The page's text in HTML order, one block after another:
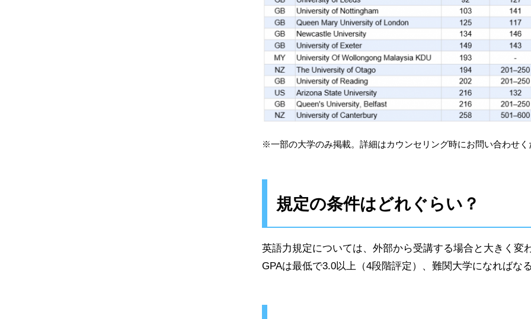
※一部の大学のみ掲載。詳細はカウンセリング時にお問い合わせく
規定の条件はどれぐらい？
英語力規定については、外部から受講する場合と大きく変
GPAは最低で3.0以上（4段階評定）、難関大学になればな